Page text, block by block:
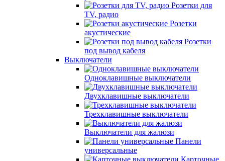
Розетки для
TV, радио
Розетки
акустические
Розетки
под вывод кабеля
Выключатели
Одноклавишные выключатели
Двухклавишные выключатели
Трехклавишные выключатели
Выключатели для жалюзи
Панели
универсальные
Карточные